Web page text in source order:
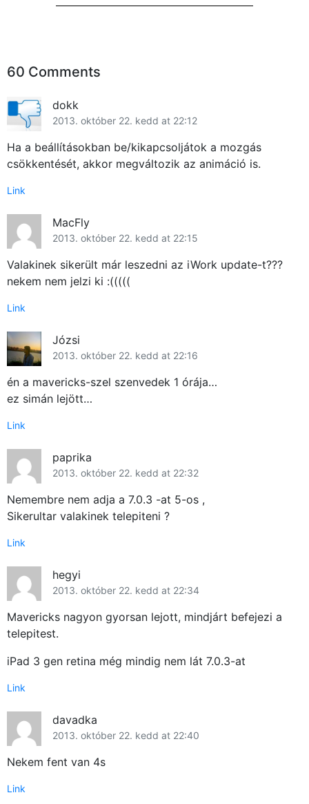
60 Comments
dokk
2013. október 22. kedd at 22:12
Ha a beállításokban be/kikapcsoljátok a mozgás
csökkentését, akkor megváltozik az animáció is.
Link
MacFly
2013. október 22. kedd at 22:15
Valakinek sikerült már leszedni az iWork update-t???
nekem nem jelzi ki :(((((
Link
Józsi
2013. október 22. kedd at 22:16
én a mavericks-szel szenvedek 1 órája…
ez simán lejött…
Link
paprika
2013. október 22. kedd at 22:32
Nemembre nem adja a 7.0.3 -at 5-os ,
Sikerultar valakinek telepiteni ?
Link
hegyi
2013. október 22. kedd at 22:34
Mavericks nagyon gyorsan lejott, mindjárt befejezi a
telepitest.
iPad 3 gen retina még mindig nem lát 7.0.3-at
Link
davadka
2013. október 22. kedd at 22:40
Nekem fent van 4s
Link